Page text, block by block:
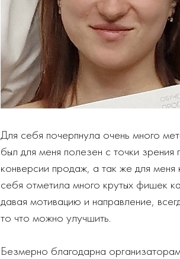
Для себя почерпнула очень много
был для меня полезен с точки
конверсии продаж, а так же для
себя отметила много крутых фишек
давая мотивацию и направление,
то что можно улучшить.
Безмерно благодарна